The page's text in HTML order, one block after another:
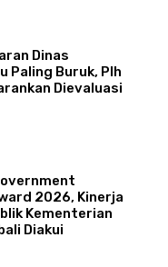
Dinas
Paling Buruk, Plh
Dievaluasi
2026, Kinerja
Kementerian
Diakui